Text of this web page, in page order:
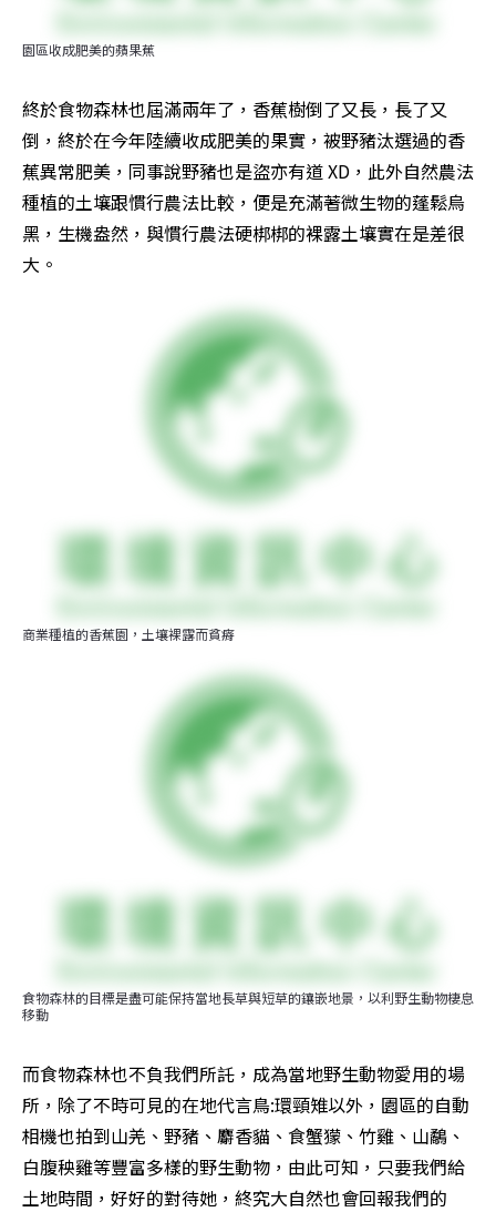
園區收成肥美的蘋果蕉
終於食物森林也屆滿兩年了，香蕉樹倒了又長，長了又
倒，終於在今年陸續收成肥美的果實，被野豬汰選過的香
蕉異常肥美，同事說野豬也是盜亦有道 XD，此外自然農法
種植的土壤跟慣行農法比較，便是充滿著微生物的蓬鬆烏
黑，生機盎然，與慣行農法硬梆梆的裸露土壤實在是差很
大。
商業種植的香蕉園，土壤裸露而貧瘠
食物森林的目標是盡可能保持當地長草與短草的鑲嵌地景，以利野生動物棲息
移動
而食物森林也不負我們所託，成為當地野生動物愛用的場
所，除了不時可見的在地代言鳥:環頸雉以外，園區的自動
相機也拍到山羌、野豬、麝香貓、食蟹獴、竹雞、山鷸、
白腹秧雞等豐富多樣的野生動物，由此可知，只要我們給
土地時間，好好的對待她，終究大自然也會回報我們的